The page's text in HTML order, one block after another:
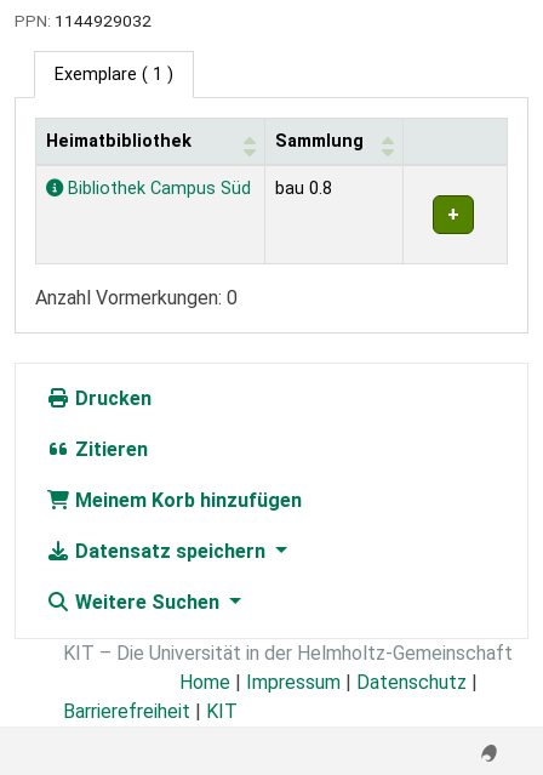
PPN: 1144929032
Exemplare ( 1 )
Exemplare
Heimatbibliothek Sammlung
Bibliothek Campus Süd bau 0.8
Anzahl Vormerkungen: 0
Drucken
Zitieren
Meinem Korb hinzufügen
Datensatz speichern
Weitere Suchen
KIT – Die Universität in der Helmholtz-Gemeinschaft
Home | Impressum | Datenschutz |
Barrierefreiheit | KIT